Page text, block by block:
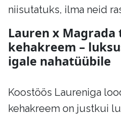
niisutatuks, ilma neid
Lauren x Magrada
kehakreem –
igale nahatüübile
Koostöös Laureniga
kehakreem on justkui